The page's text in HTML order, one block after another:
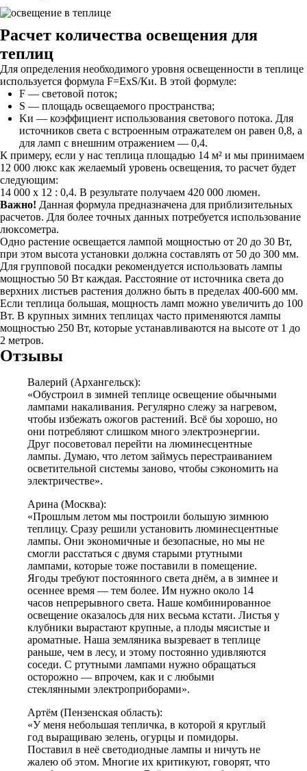
Расчет количества освещения для
теплиц
Для определения необходимого уровня освещенности в теплице
используется формула F=ExS/Ки. В этой формуле:
F — световой поток;
S — площадь освещаемого пространства;
Kи — коэффициент использования светового потока. Для
источников света с встроенным отражателем он равен 0,8, а
для ламп с внешним отражением — 0,4.
К примеру, если у нас теплица площадью 14 м² и мы принимаем
12 000 люкс как желаемый уровень освещения, то расчет будет
следующим:
14 000 х 12 : 0,4. В результате получаем 420 000 люмен.
Важно! Данная формула предназначена для приблизительных
расчетов. Для более точных данных потребуется использование
люксометра.
Одно растение освещается лампой мощностью от 20 до 30 Вт,
при этом высота установки должна составлять от 50 до 300 мм.
Для групповой посадки рекомендуется использовать лампы
мощностью 50 Вт каждая. Расстояние от источника света до
верхних листьев растения должно быть в пределах 400-600 мм.
Если теплица большая, мощность ламп можно увеличить до 100
Вт. В крупных зимних теплицах часто применяются лампы
мощностью 250 Вт, которые устанавливаются на высоте от 1 до
2 метров.
Отзывы
Валерий (Архангельск):
«Обустроил в зимней теплице освещение обычными
лампами накаливания. Регулярно слежу за нагревом,
чтобы избежать ожогов растений. Всё бы хорошо, но
они потребляют слишком много электроэнергии.
Друг посоветовал перейти на люминесцентные
лампы. Думаю, что летом займусь перестраиванием
осветительной системы заново, чтобы сэкономить на
электричестве».
Арина (Москва):
«Прошлым летом мы построили большую зимнюю
теплицу. Сразу решили установить люминесцентные
лампы. Они экономичные и безопасные, но мы не
смогли расстаться с двумя старыми ртутными
лампами, которые тоже поставили в помещение.
Ягоды требуют постоянного света днём, а в зимнее и
осеннее время — тем более. Им нужно около 14
часов непрерывного света. Наше комбинированное
освещение оказалось для них весьма кстати. Листья у
клубники вырастают крупные, а плоды мясистые и
ароматные. Наша земляника вызревает в теплице
раньше, чем в лесу, и этому постоянно удивляются
соседи. С ртутными лампами нужно обращаться
осторожно — впрочем, как и с любыми
стеклянными электроприборами».
Артём (Пензенская область):
«У меня небольшая тепличка, в которой я круглый
год выращиваю зелень, огурцы и помидоры.
Поставил в неё светодиодные лампы и ничуть не
жалею об этом. Многие их критикуют, говорят, что